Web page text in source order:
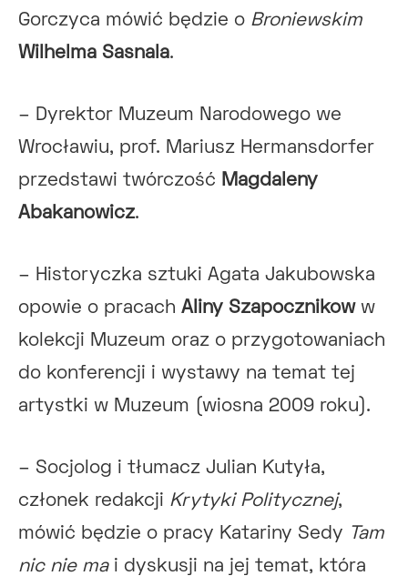
Gorczyca mówić będzie o Broniewskim
Wilhelma Sasnala.
– Dyrektor Muzeum Narodowego we
Wrocławiu, prof. Mariusz Hermansdorfer
przedstawi twórczość Magdaleny
Abakanowicz.
– Historyczka sztuki Agata Jakubowska
opowie o pracach Aliny Szapocznikoww
kolekcji Muzeum oraz o przygotowaniach
do konferencji i wystawy na temat tej
artystki w Muzeum (wiosna 2009 roku).
– Socjolog i tłumacz Julian Kutyła,
członek redakcji Krytyki Politycznej,
mówić będzie o pracy Katariny Sedy
Tam
nic nie ma i dyskusji na jej temat, która